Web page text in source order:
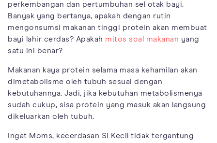
perkembangan dan pertumbuhan sel otak bayi.
Banyak yang bertanya, apakah dengan rutin
mengonsumsi makanan tinggi protein akan membuat
bayi lahir cerdas? Apakah mitos soal makanan yang
satu ini benar?
Makanan kaya protein selama masa kehamilan akan
dimetabolisme oleh tubuh sesuai dengan
kebutuhannya. Jadi, jika kebutuhan metabolismenya
sudah cukup, sisa protein yang masuk akan langsung
dikeluarkan oleh tubuh.
Ingat Moms, kecerdasan Si Kecil tidak tergantung